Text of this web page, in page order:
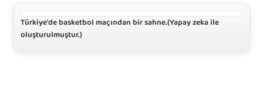
Türkiye'de basketbol maçından bir sahne.(Yapay zeka ile
oluşturulmuştur.)